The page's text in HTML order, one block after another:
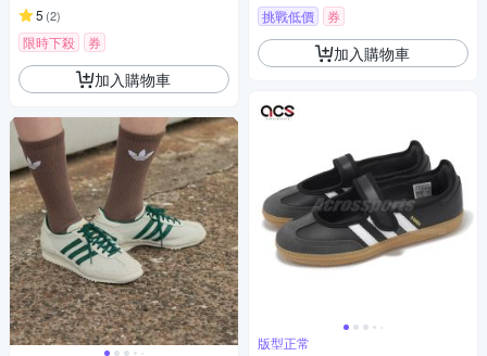
5 (2)
限時下殺 券
加入購物車
挑戰低價 券
加入購物車
版型正常